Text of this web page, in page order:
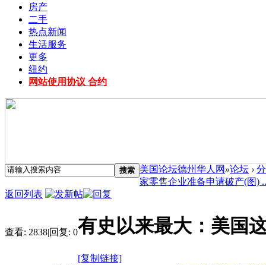
房产
二手
热点新闻
生活服务
更多
纽约
网站使用协议 合约
搜索 美国论坛德州华人网 »论坛 ›
家零售企业准备申请破产(图)
返回列表
查看: 2838|回复: 0有史以来最大：美国
[复制链接]